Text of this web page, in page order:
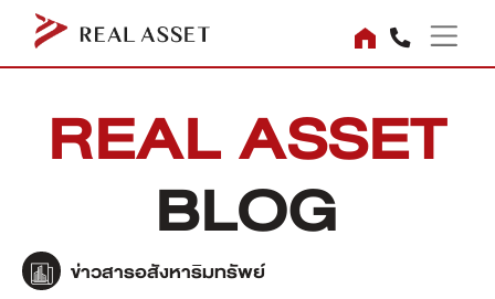
REAL ASSET
BLOG
ข่าวสารอสังหาริมทรัพย์